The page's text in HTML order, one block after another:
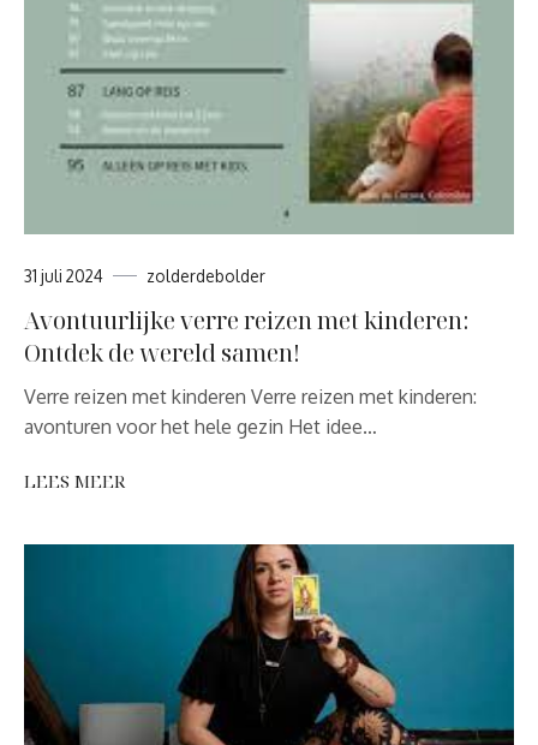
31 juli 2024 zolderdebolder
Avontuurlijke verre reizen met kinderen:
Ontdek de wereld samen!
Verre reizen met kinderen Verre reizen met kinderen:
avonturen voor het hele gezin Het idee…
LEES MEER